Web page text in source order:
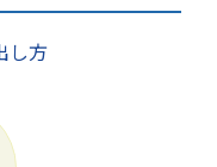
し方